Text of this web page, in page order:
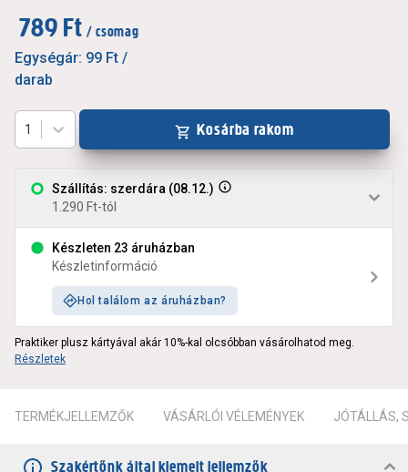
789 Ft / csomag
Egységár: 99 Ft /
darab
Szállítás: szerdára (08.12.)
1.290 Ft-tól
Készleten 23 áruházban
Készletinformáció
Hol találom az áruházban?
1 Kosárba rakom
Praktiker plusz kártyával akár 10%-kal olcsóbban vásárolhatod meg.
Részletek
TERMÉKJELLEMZŐK VÁSÁRLÓI VÉLEMÉNYEK JÓTÁLLÁS,
Szakértőnk által kiemelt jellemzők